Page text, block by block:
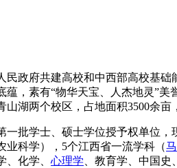
民政府共建高校和中西部高校基础
蕴，素有“物华天宝、人杰地灵”
山湖两个校区，占地面积3500余
批学士、硕士学位授予权单位
业科学），5个江西省一流学科（
、化学、 心理学 、教育学、中国史